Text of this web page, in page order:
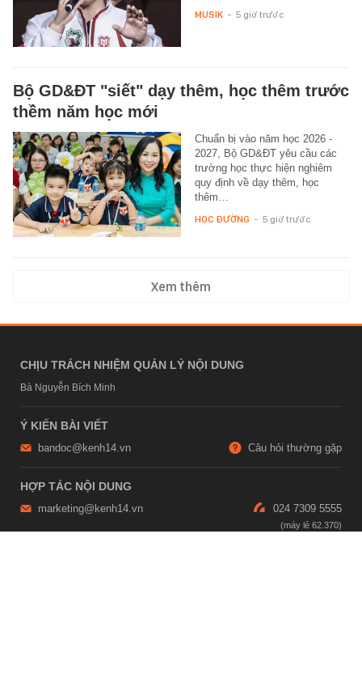
MUSIK - 5 giờ trước
Bộ GD&ĐT "siết" dạy thêm, học thêm trước
thềm năm học mới
Chuẩn bị vào năm học 2026 -
2027, Bộ GD&ĐT yêu cầu các
trường học thực hiện nghiêm
quy định về dạy thêm, học
thêm…
HỌC ĐƯỜNG - 5 giờ trước
Xem thêm
CHỊU TRÁCH NHIỆM QUẢN LÝ NỘI DUNG
Bà Nguyễn Bích Minh
Ý KIẾN BÀI VIẾT
bandoc@kenh14.vn Câu hỏi thường gặp
HỢP TÁC NỘI DUNG
marketing@kenh14.vn 024 7309 5555